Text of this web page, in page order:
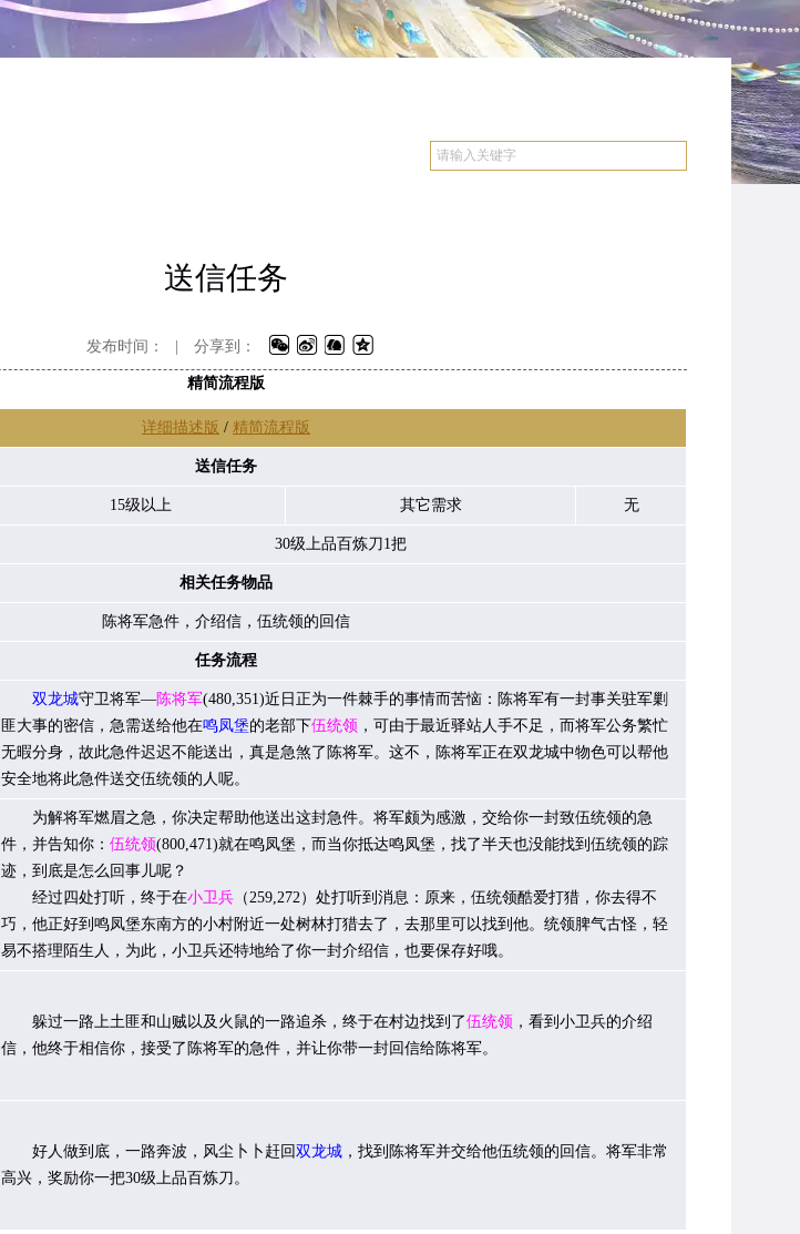
送信任务
发布时间： 分享到：
精简流程版
详细描述版 / 精简流程版
送信任务
15级以上 其它需求 无
30级上品百炼刀1把
相关任务物品
陈将军急件，介绍信，伍统领的回信
任务流程
双龙城守卫将军—陈将军(480,351)近日正为一件棘手的事情而苦恼：陈将军有一封事关驻军剿
匪大事的密信，急需送给他在鸣凤堡的老部下伍统领 ，可由于最近驿站人手不足，而将军公务繁忙
无暇分身，故此急件迟迟不能送出，真是急煞了陈将军。这不，陈将军正在双龙城中物色可以帮他
安全地将此急件送交伍统领的人呢。
为解将军燃眉之急，你决定帮助他送出这封急件。将军颇为感激，交给你一封致伍统领的急
件，并告知你： 伍统领(800,471)就在鸣凤堡，而当你抵达鸣凤堡，找了半天也没能找到伍统领的踪
迹，到底是怎么回事儿呢？
经过四处打听，终于在小卫兵 （259,272）处打听到消息：原来，伍统领酷爱打猎，你去得不
巧，他正好到鸣凤堡东南方的小村附近一处树林打猎去了，去那里可以找到他。统领脾气古怪，轻
易不搭理陌生人，为此，小卫兵还特地给了你一封介绍信，也要保存好哦。
躲过一路上土匪和山贼以及火鼠的一路追杀，终于在村边找到了伍统领 ，看到小卫兵的介绍
信，他终于相信你，接受了陈将军的急件，并让你带一封回信给陈将军。
好人做到底，一路奔波，风尘卜卜赶回双龙城 ，找到陈将军并交给他伍统领的回信。将军非常
高兴，奖励你一把30级上品百炼刀。